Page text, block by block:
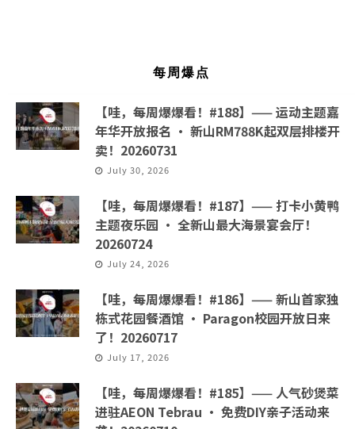
每周爆点
【哇，每周爆爆看！#188】—— 运动主题嘉
年华开放报名 · 新山RM788K起双层排楼开
卖！20260731
July 30, 2026
【哇，每周爆爆看！#187】—— 打卡小黄鸭
主题夜乐园 · 全新山最大海景宴会厅！
20260724
July 24, 2026
【哇，每周爆爆看！#186】—— 新山首家独
栋式花园餐酒馆 · Paragon校园开放日来
了！20260717
July 17, 2026
【哇，每周爆爆看！#185】—— 人气砂煲菜
进驻AEON Tebrau · 免费DIY亲子活动来